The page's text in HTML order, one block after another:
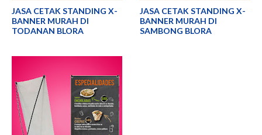
JASA CETAK STANDING X-
BANNER MURAH DI
TODANAN BLORA
JASA CETAK STANDING X-
BANNER MURAH DI
SAMBONG BLORA